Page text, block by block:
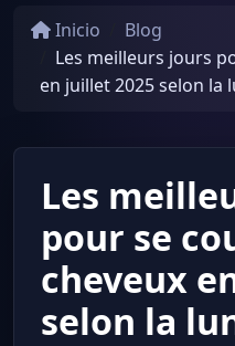
Inicio
Blog
Les meilleurs jours
en juillet 2025 selon la
Les
pour se
cheveux
selon la